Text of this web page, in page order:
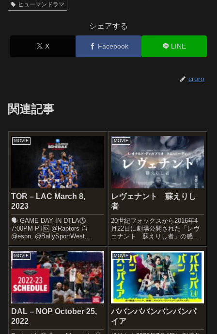
ヒューマンドラマ
シェアする
X Facebook LINE
croro
関連記事
MOVIE
TOR – LAC March 8,
2023
🗣️ GAME DAY IN DTLA🕓
7:00PM PT🆚 @Raptors 📺
@espn, @BallySportWest,
@Clipper_Vision 📻
@AM570LASports,
@TuLigaRadio pic.tw...
MOVIE
レヴェナント 蘇えりし
者
20世紀フォックスから2016年4
月22日に劇場公開された「レヴ
ェナント 蘇えりし者」の感想
記事です。アレハンドロ・ゴン
サレス・イニャリトゥは2度目の
アカデミー監督賞、レオナル
ド・ディカプリオは5度目のノミ
ネートにして初のアカデミー主
演男優...
MOVIE
DAL – NOP October 25,
2022
MOVIE
ババンババンバンバンパ
イア